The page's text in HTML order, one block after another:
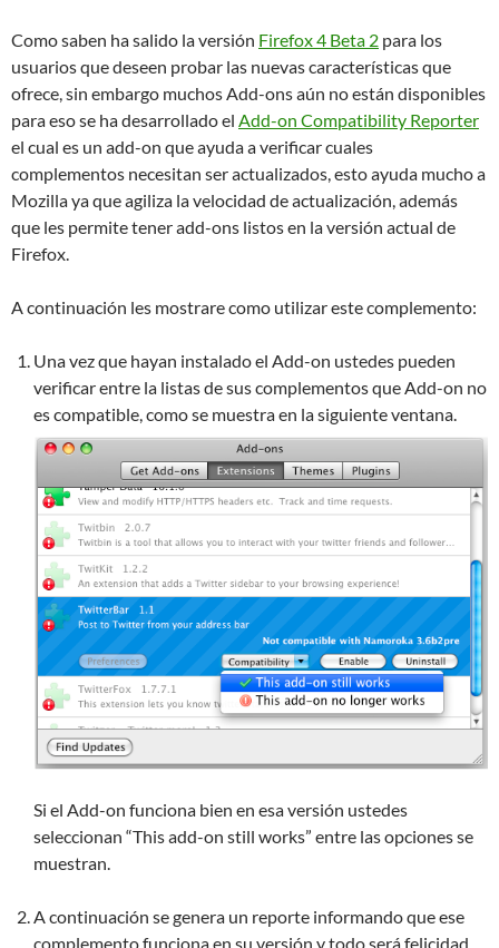
Como saben ha salido la versión Firefox 4 Beta 2 para los
usuarios que deseen probar las nuevas características que
ofrece, sin embargo muchos Add-ons aún no están disponibles
para eso se ha desarrollado el Add-on Compatibility Reporter
el cual es un add-on que ayuda a verificar cuales
complementos necesitan ser actualizados, esto ayuda mucho a
Mozilla ya que agiliza la velocidad de actualización, además
que les permite tener add-ons listos en la versión actual de
Firefox.
A continuación les mostrare como utilizar este complemento:
Una vez que hayan instalado el Add-on ustedes pueden
verificar entre la listas de sus complementos que Add-on no
es compatible, como se muestra en la siguiente ventana.
Si el Add-on funciona bien en esa versión ustedes
seleccionan “This add-on still works” entre las opciones se
muestran.
A continuación se genera un reporte informando que ese
complemento funciona en su versión y todo será felicidad.